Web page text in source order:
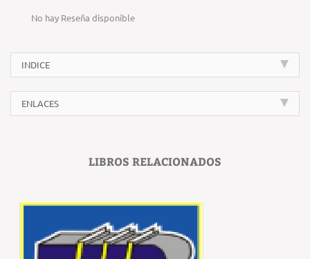
No hay Reseña disponible
INDICE
ENLACES
LIBROS RELACIONADOS